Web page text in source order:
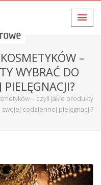
–
WYBRAĆ DO
PIELĘGNACJI?
– czyli jakie produkty
swojej codziennej pielęgnacji?